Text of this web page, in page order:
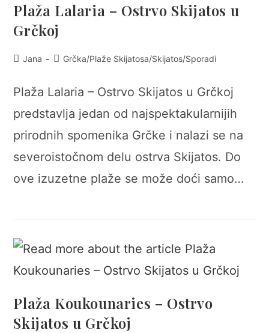
Plaža Lalaria – Ostrvo Skijatos u
Grčkoj
PostJana
PostGrčka/Plaže Skijatosa/Skijatos/Sporadi
Plaža Lalaria – Ostrvo Skijatos u Grčkoj
predstavlja jedan od najspektakularnijih
prirodnih spomenika Grčke i nalazi se na
severoistočnom delu ostrva Skijatos. Do
ove izuzetne plaže se može doći samo…
Plaža Koukounaries – Ostrvo
Skijatos u Grčkoj